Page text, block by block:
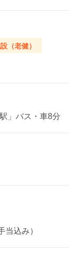
（老健）
」バス・車8分
当込み）